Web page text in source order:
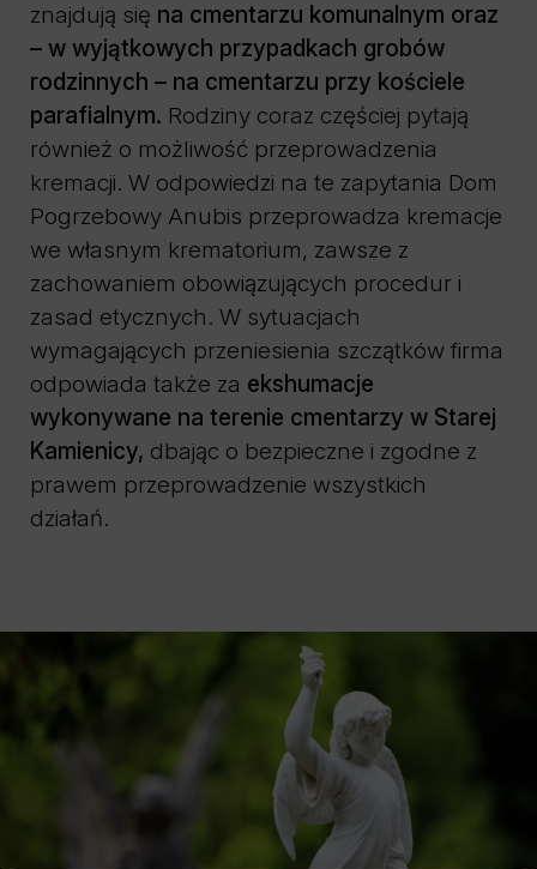
znajdują się na cmentarzu komunalnym oraz
– w wyjątkowych przypadkach grobów
rodzinnych – na cmentarzu przy kościele
parafialnym. Rodziny coraz częściej pytają
również o możliwość przeprowadzenia
kremacji. W odpowiedzi na te zapytania Dom
Pogrzebowy Anubis przeprowadza kremacje
we własnym krematorium, zawsze z
zachowaniem obowiązujących procedur i
zasad etycznych. W sytuacjach
wymagających przeniesienia szczątków firma
odpowiada także za ekshumacje
wykonywane na terenie cmentarzy w Starej
Kamienicy, dbając o bezpieczne i zgodne z
prawem przeprowadzenie wszystkich
działań.